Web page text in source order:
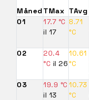
Måned TMax TAvg
01
17.7 °C
il 17
8.71
°C
02
20.4
°C il 26
10.61
°C
03
19.9 °C
il 13
10.73
°C